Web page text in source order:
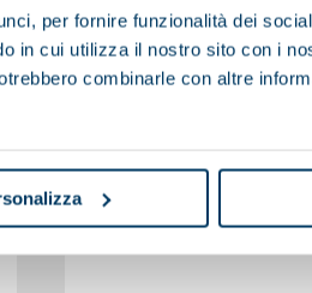
per fornire funzionalità dei
in cui utilizza il nostro sito con i
combinarle con altre
puede interesar